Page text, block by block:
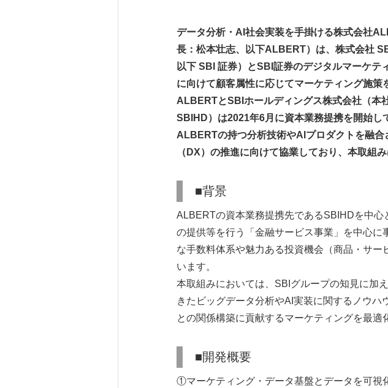
データ分析・AI社会実装を手掛ける株式会社
長：松本壮志、以下ALBERT）は、株式会社
以下 SBI 証券）とSBI証券のデジタルマーケ
に向けて顧客属性に応じてマーケティング施策
ALBERTとSBIホールディングス株式会社（本
SBIHD）は2021年6月に資本業務提携を開始し
ALBERTの持つ分析技術やAIプロダクトを融
（DX）の推進に向けて協業しており、本取組
■背景
ALBERTの資本業務提携先であるSBIHDを中
の提供等を行う「金融サービス事業」を中心
な手数料体系や魅力ある投資機会（商品・サ
います。
本取組みにおいては、SBIグループの知見に加
きたビッグデータ分析やAI実装に関するノウ
との関係構築に貢献するマーケティングを最適
■開発概要
①マーケティング・データ基盤とデータを可視